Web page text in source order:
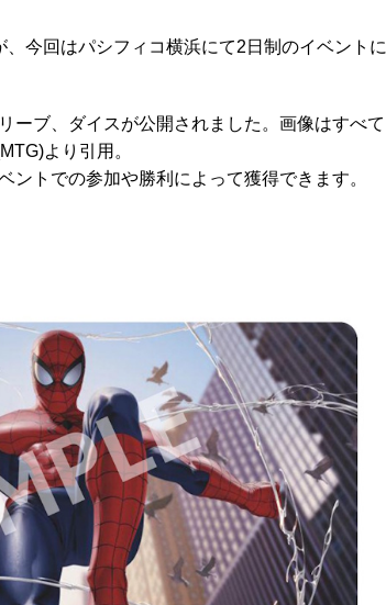
今回はパシフィコ横浜にて2日制のイベントに
ーブ、ダイスが公開されました。画像はすべて
より引用。
トでの参加や勝利によって獲得できます。